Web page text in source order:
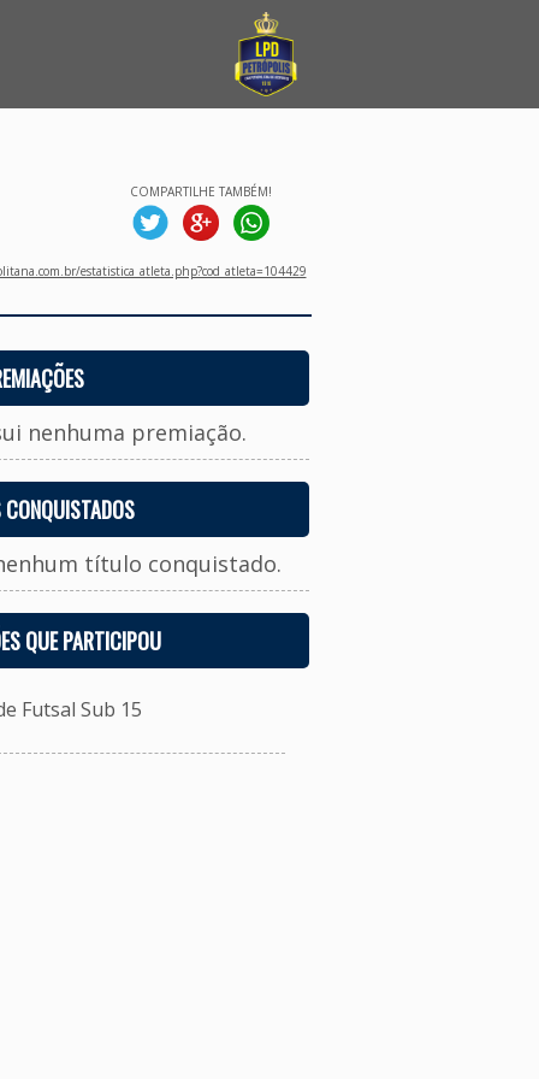
COMPARTILHE TAMBÉM!
estatistica_atleta.php?cod_atleta=104429
nenhuma premiação.
título conquistado.
QUE PARTICIPOU
Futsal Sub 15